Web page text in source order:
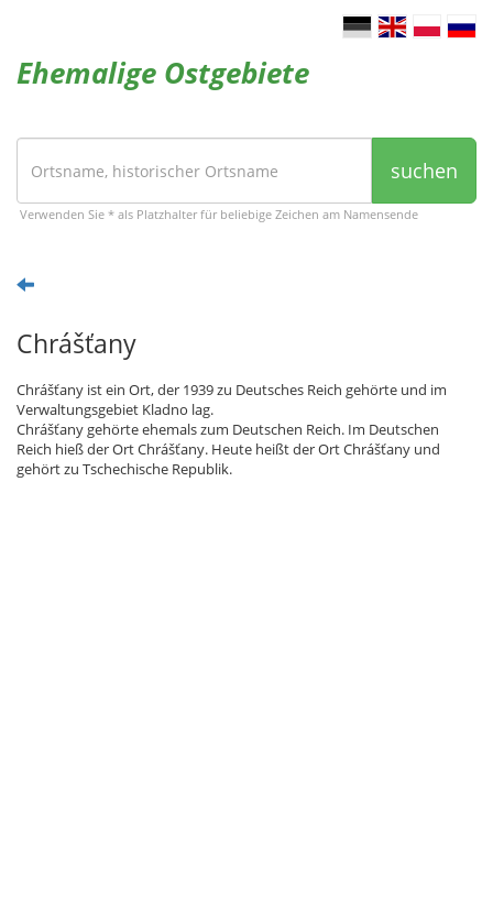
Ehemalige Ostgebiete
suchen
Verwenden Sie * als Platzhalter für beliebige Zeichen am Namensende
Chrášťany
Chrášťany ist ein Ort, der 1939 zu Deutsches Reich gehörte und im
Verwaltungsgebiet Kladno lag.
Chrášťany gehörte ehemals zum Deutschen Reich. Im Deutschen
Reich hieß der Ort Chrášťany. Heute heißt der Ort Chrášťany und
gehört zu Tschechische Republik.